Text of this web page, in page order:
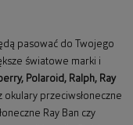
pasować do Twojego
światowe marki i
, Polaroid , Ralph, Ray
przeciwsłoneczne
Ray Ban czy